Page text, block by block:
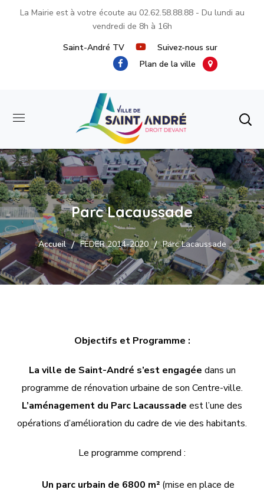
La Mairie est à votre écoute au 02.62.58.88.88- Du lundi au
vendredi de 8h à 16h
Saint-André TV
Suivez-nous sur
Plan de la ville
Parc Lacaussade
Accueil FEDER 2014-2020 Parc Lacaussade
Objectifs et Programme :
La ville de Saint-André s’est engagée dans un
programme de rénovation urbaine de son Centre-ville.
L’aménagement du Parc Lacaussade est l’une des
opérations d’amélioration du cadre de vie des habitants.
Le programme comprend :
Un parc urbain de 6800 m² (mise en place de